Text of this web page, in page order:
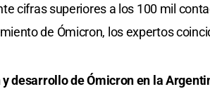
cifras superiores a los 100 mil
de Ómicron, los expertos
y desarrollo de Ómicron en la